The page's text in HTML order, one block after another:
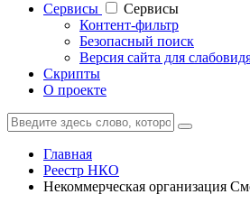
Cервисы
Cервисы
Контент-фильтр
Безопасный поиск
Версия сайта для
Скрипты
О проекте
Главная
Реестр НКО
Некоммерческая организация